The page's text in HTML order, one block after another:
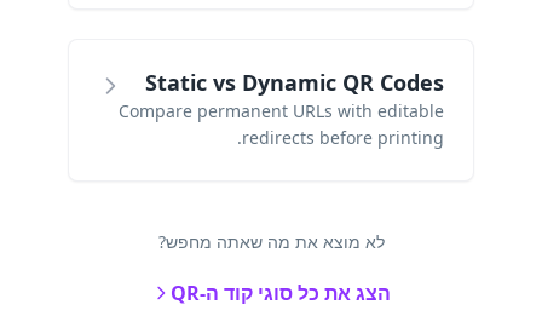
Static vs Dynamic QR Codes
Compare permanent URLs with editable
redirects before printing.
לא מוצא את מה שאתה מחפש?
הצג את כל סוגי קוד ה-QR